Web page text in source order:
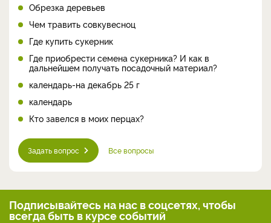
Обрезка деревьев
Чем травить совкувесноц
Где купить сукерник
Где приобрести семена сукерника? И как в
дальнейшем получать посадочный материал?
календарь-на декабрь 25 г
календарь
Кто завелся в моих перцах?
Задать вопрос Все вопросы
Подписывайтесь на нас в соцсетях, чтобы
всегдабыть в курсе событий